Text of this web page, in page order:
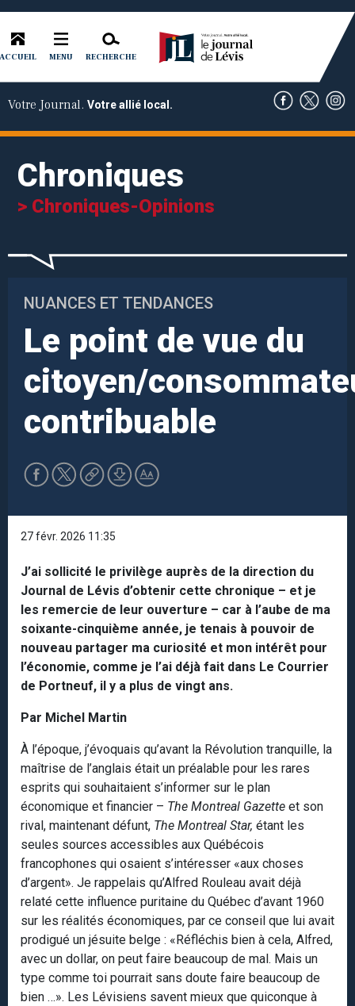
ACCUEIL MENU RECHERCHE
Votre Journal. Votre allié local.
Chroniques
> Chroniques-Opinions
NUANCES ET TENDANCES
Le point de vue du
citoyen/
contribuable
27 févr. 2026 11:35
J’ai sollicité le privilège auprès de la direction du
Journal de Lévis d’obtenir cette chronique – et je
les remercie de leur ouverture – car à l’aube de ma
soixante-cinquième année, je tenais à pouvoir de
nouveau partager ma curiosité et mon intérêt pour
l’économie, comme je l’ai déjà fait dans Le Courrier
de Portneuf, il y a plus de vingt ans.
Par Michel Martin
À l’époque, j’évoquais qu’avant la Révolution tranquille, la
maîtrise de l’anglais était un préalable pour les rares
esprits qui souhaitaient s’informer sur le plan
économique et financier – The Montreal Gazette et son
rival, maintenant défunt, The Montreal Star, étant les
seules sources accessibles aux Québécois
francophones qui osaient s’intéresser «aux choses
d’argent». Je rappelais qu’Alfred Rouleau avait déjà
relaté cette influence puritaine du Québec d’avant 1960
sur les réalités économiques, par ce conseil que lui avait
prodigué un jésuite belge : «Réfléchis bien à cela, Alfred,
avec un dollar, on peut faire beaucoup de mal. Mais un
type comme toi pourrait sans doute faire beaucoup de
bien …». Les Lévisiens savent mieux que quiconque à